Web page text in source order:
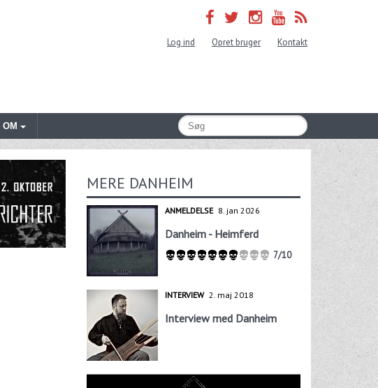
Log ind Opret bruger Kontakt
OM
MERE DANHEIM
ANMELDELSE 8. jan 2026
Danheim - Heimferd
7/10
INTERVIEW 2. maj 2018
Interview med Danheim